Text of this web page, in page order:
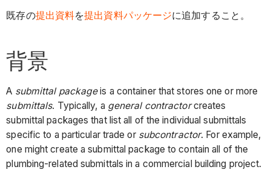
既存の提出資料を提出資料パッケージに追加すること。
背景
A submittal packageis a container that stores one or more
submittals. Typically, a general contractorcreates
submittal packages that list all of the individual submittals
specific to a particular trade or subcontractor. For example,
one might create a submittal package to contain all of the
plumbing-related submittals in a commercial building project.